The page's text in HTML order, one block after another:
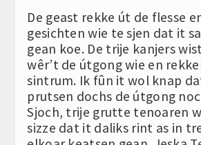
De geast rekke út de flesse
gesichten wie te sjen dat it
gean koe. De trije kanjers
wêr’t de útgong wie en
sintrum. Ik fûn it wol knap
prutsen dochs de útgong
Sjoch, trije grutte tenoaren
sizze dat it daliks rint as in